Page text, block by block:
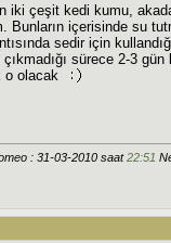
iki çeşit kedi kumu,
Bunların içerisinde su
sedir için
sürece 2-3
o olacak
: 31-03-2010 saat22:51